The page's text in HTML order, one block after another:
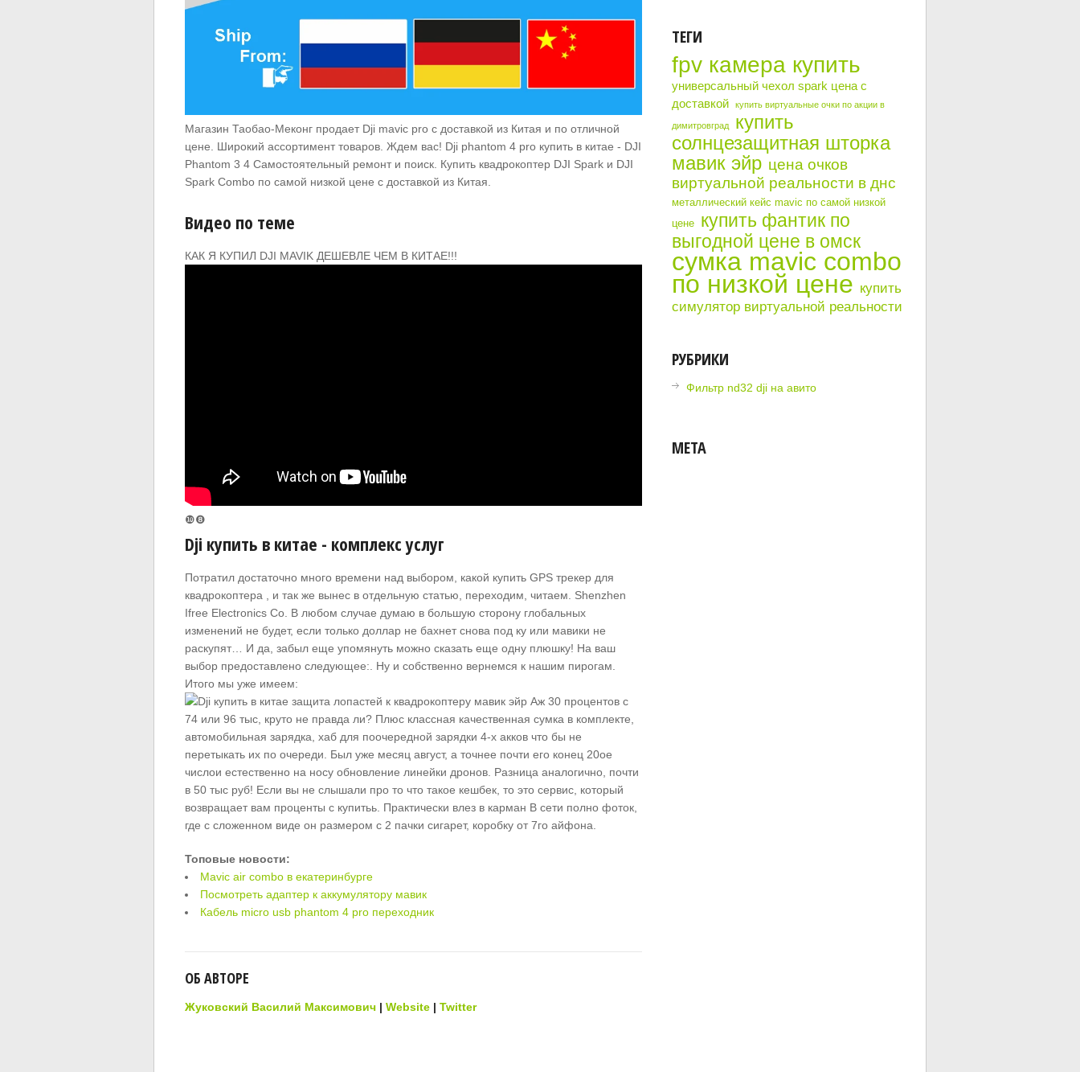
Магазин Таобао-Меконг продает Dji mavic pro с доставкой из Китая и по отличной
цене. Широкий ассортимент товаров. Ждем вас! Dji phantom 4 pro купить в китае - DJI
Phantom 3 4 Самостоятельный ремонт и поиск. Купить квадрокоптер DJI Spark и DJI
Spark Combo по самой низкой цене с доставкой из Китая.
Видео по теме
КАК Я КУПИЛ DJI MAVIK ДЕШЕВЛЕ ЧЕМ В КИТАЕ!!!
❿❽
Dji купить в китае - комплекс услуг
Потратил достаточно много времени над выбором, какой купить GPS трекер для
квадрокоптера , и так же вынес в отдельную статью, переходим, читаем. Shenzhen
Ifree Electronics Co. В любом случае думаю в большую сторону глобальных
изменений не будет, если только доллар не бахнет снова под ку или мавики не
раскупят… И да, забыл еще упомянуть можно сказать еще одну плюшку! На ваш
выбор предоставлено следующее:. Ну и собственно вернемся к нашим пирогам.
Итого мы уже имеем:
Аж 30 процентов с
74 или 96 тыс, круто не правда ли? Плюс классная качественная сумка в комплекте,
автомобильная зарядка, хаб для поочередной зарядки 4-х акков что бы не
перетыкать их по очереди. Был уже месяц август, а точнее почти его конец 20ое
числои естественно на носу обновление линейки дронов. Разница аналогично, почти
в 50 тыс руб! Если вы не слышали про то что такое кешбек, то это сервис, который
возвращает вам проценты с купитьь. Практически влез в карман В сети полно фоток,
где с сложенном виде он размером с 2 пачки сигарет, коробку от 7го айфона.
Топовые новости:
Mavic air combo в екатеринбурге
Посмотреть адаптер к аккумулятору мавик
Кабель micro usb phantom 4 pro переходник
ОБ АВТОРЕ
Жуковский Василий Максимович |Website |Twitter
ТЕГИ
fpv камера купить
универсальный чехол spark цена с
доставкой
купить виртуальные очки по акции в
димитровград
купить
солнцезащитная шторка
мавик эйр цена очков
виртуальной реальности в днс
металлический кейс mavic по самой низкой
цене купить фантик по
выгодной цене в омск
сумка mavic combo
по низкой цене купить
симулятор виртуальной реальности
РУБРИКИ
Фильтр nd32 dji на авито
МЕТА